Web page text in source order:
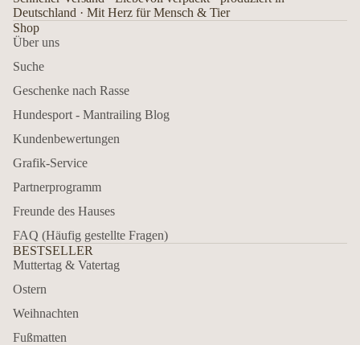
Deutschland · Mit Herz für Mensch & Tier
Shop
Über uns
Suche
Geschenke nach Rasse
Hundesport - Mantrailing Blog
Kundenbewertungen
Grafik-Service
Partnerprogramm
Freunde des Hauses
FAQ (Häufig gestellte Fragen)
BESTSELLER
Muttertag & Vatertag
Ostern
Weihnachten
Fußmatten